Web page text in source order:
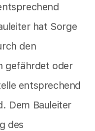
hat Sorge
den
gefährdet oder
entsprechend
Dem Bauleiter
des